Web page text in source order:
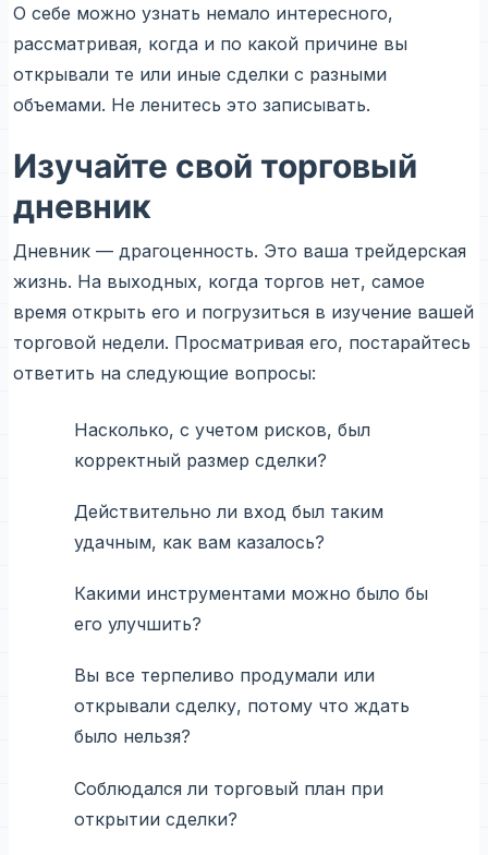
О себе можно узнать немало интересного,
рассматривая, когда и по какой причине вы
открывали те или иные сделки с разными
объемами. Не ленитесь это записывать.
Изучайте свой торговый
дневник
Дневник — драгоценность. Это ваша трейдерская
жизнь. На выходных, когда торгов нет, самое
время открыть его и погрузиться в изучение вашей
торговой недели. Просматривая его, постарайтесь
ответить на следующие вопросы:
Насколько, с учетом рисков, был
корректный размер сделки?
Действительно ли вход был таким
удачным, как вам казалось?
Какими инструментами можно было бы
его улучшить?
Вы все терпеливо продумали или
открывали сделку, потому что ждать
было нельзя?
Соблюдался ли торговый план при
открытии сделки?